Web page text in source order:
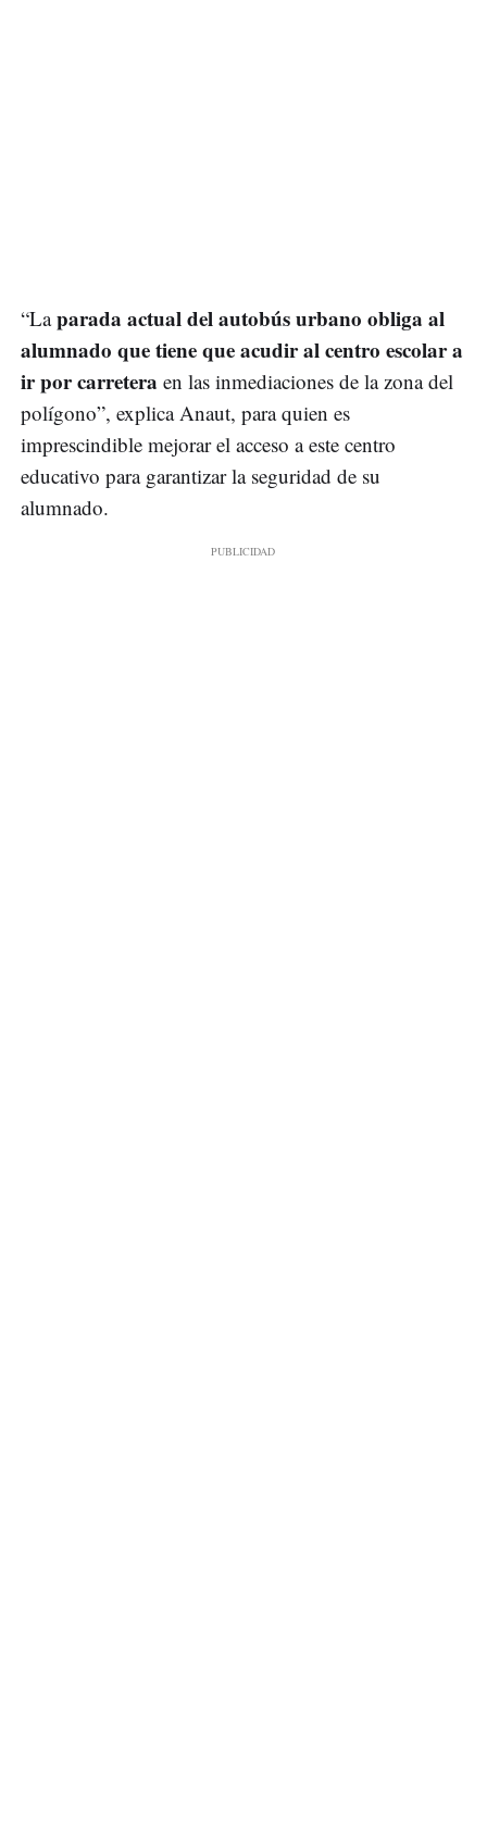
“Laparada actual del autobús urbano obliga al
alumnado que tiene que acudir al centro escolar a
ir por carretera en las inmediaciones de la zona del
polígono”, explica Anaut, para quien es
imprescindible mejorar el acceso a este centro
educativo para garantizar la seguridad de su
alumnado.